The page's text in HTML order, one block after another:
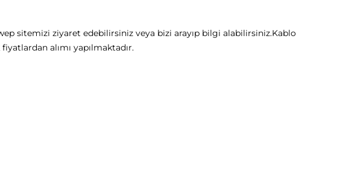
sitemizi ziyaret edebilirsiniz veya bizi arayıp bilgi alabilirsiniz.Kablo
alımı yapılmaktadır.